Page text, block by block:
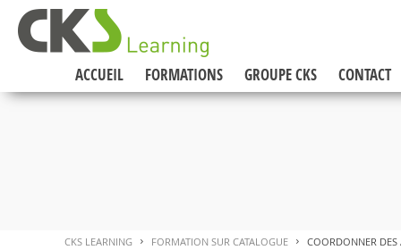
ACCUEIL FORMATIONS GROUPE CKS CONTACT
CKS LEARNING > FORMATION SUR CATALOGUE > COORDONNER DES